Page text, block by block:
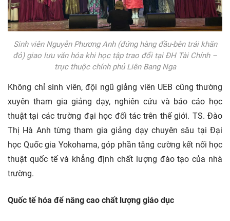
Sinh viên Nguyễn Phương Anh (đứng hàng đầu-bên trái khăn
đỏ) giao lưu văn hóa khi học tập trao đổi tại ĐH Tài Chính –
trực thuộc chính phủ Liên Bang Nga
Không chỉ sinh viên, đội ngũ giảng viên UEB cũng thường
xuyên tham gia giảng dạy, nghiên cứu và báo cáo học
thuật tại các trường đại học đối tác trên thế giới. TS. Đào
Thị Hà Anh từng tham gia giảng dạy chuyên sâu tại Đại
học Quốc gia Yokohama, góp phần tăng cường kết nối học
thuật quốc tế và khẳng định chất lượng đào tạo của nhà
trường.
Quốc tế hóa để nâng cao chất lượng giáo dục